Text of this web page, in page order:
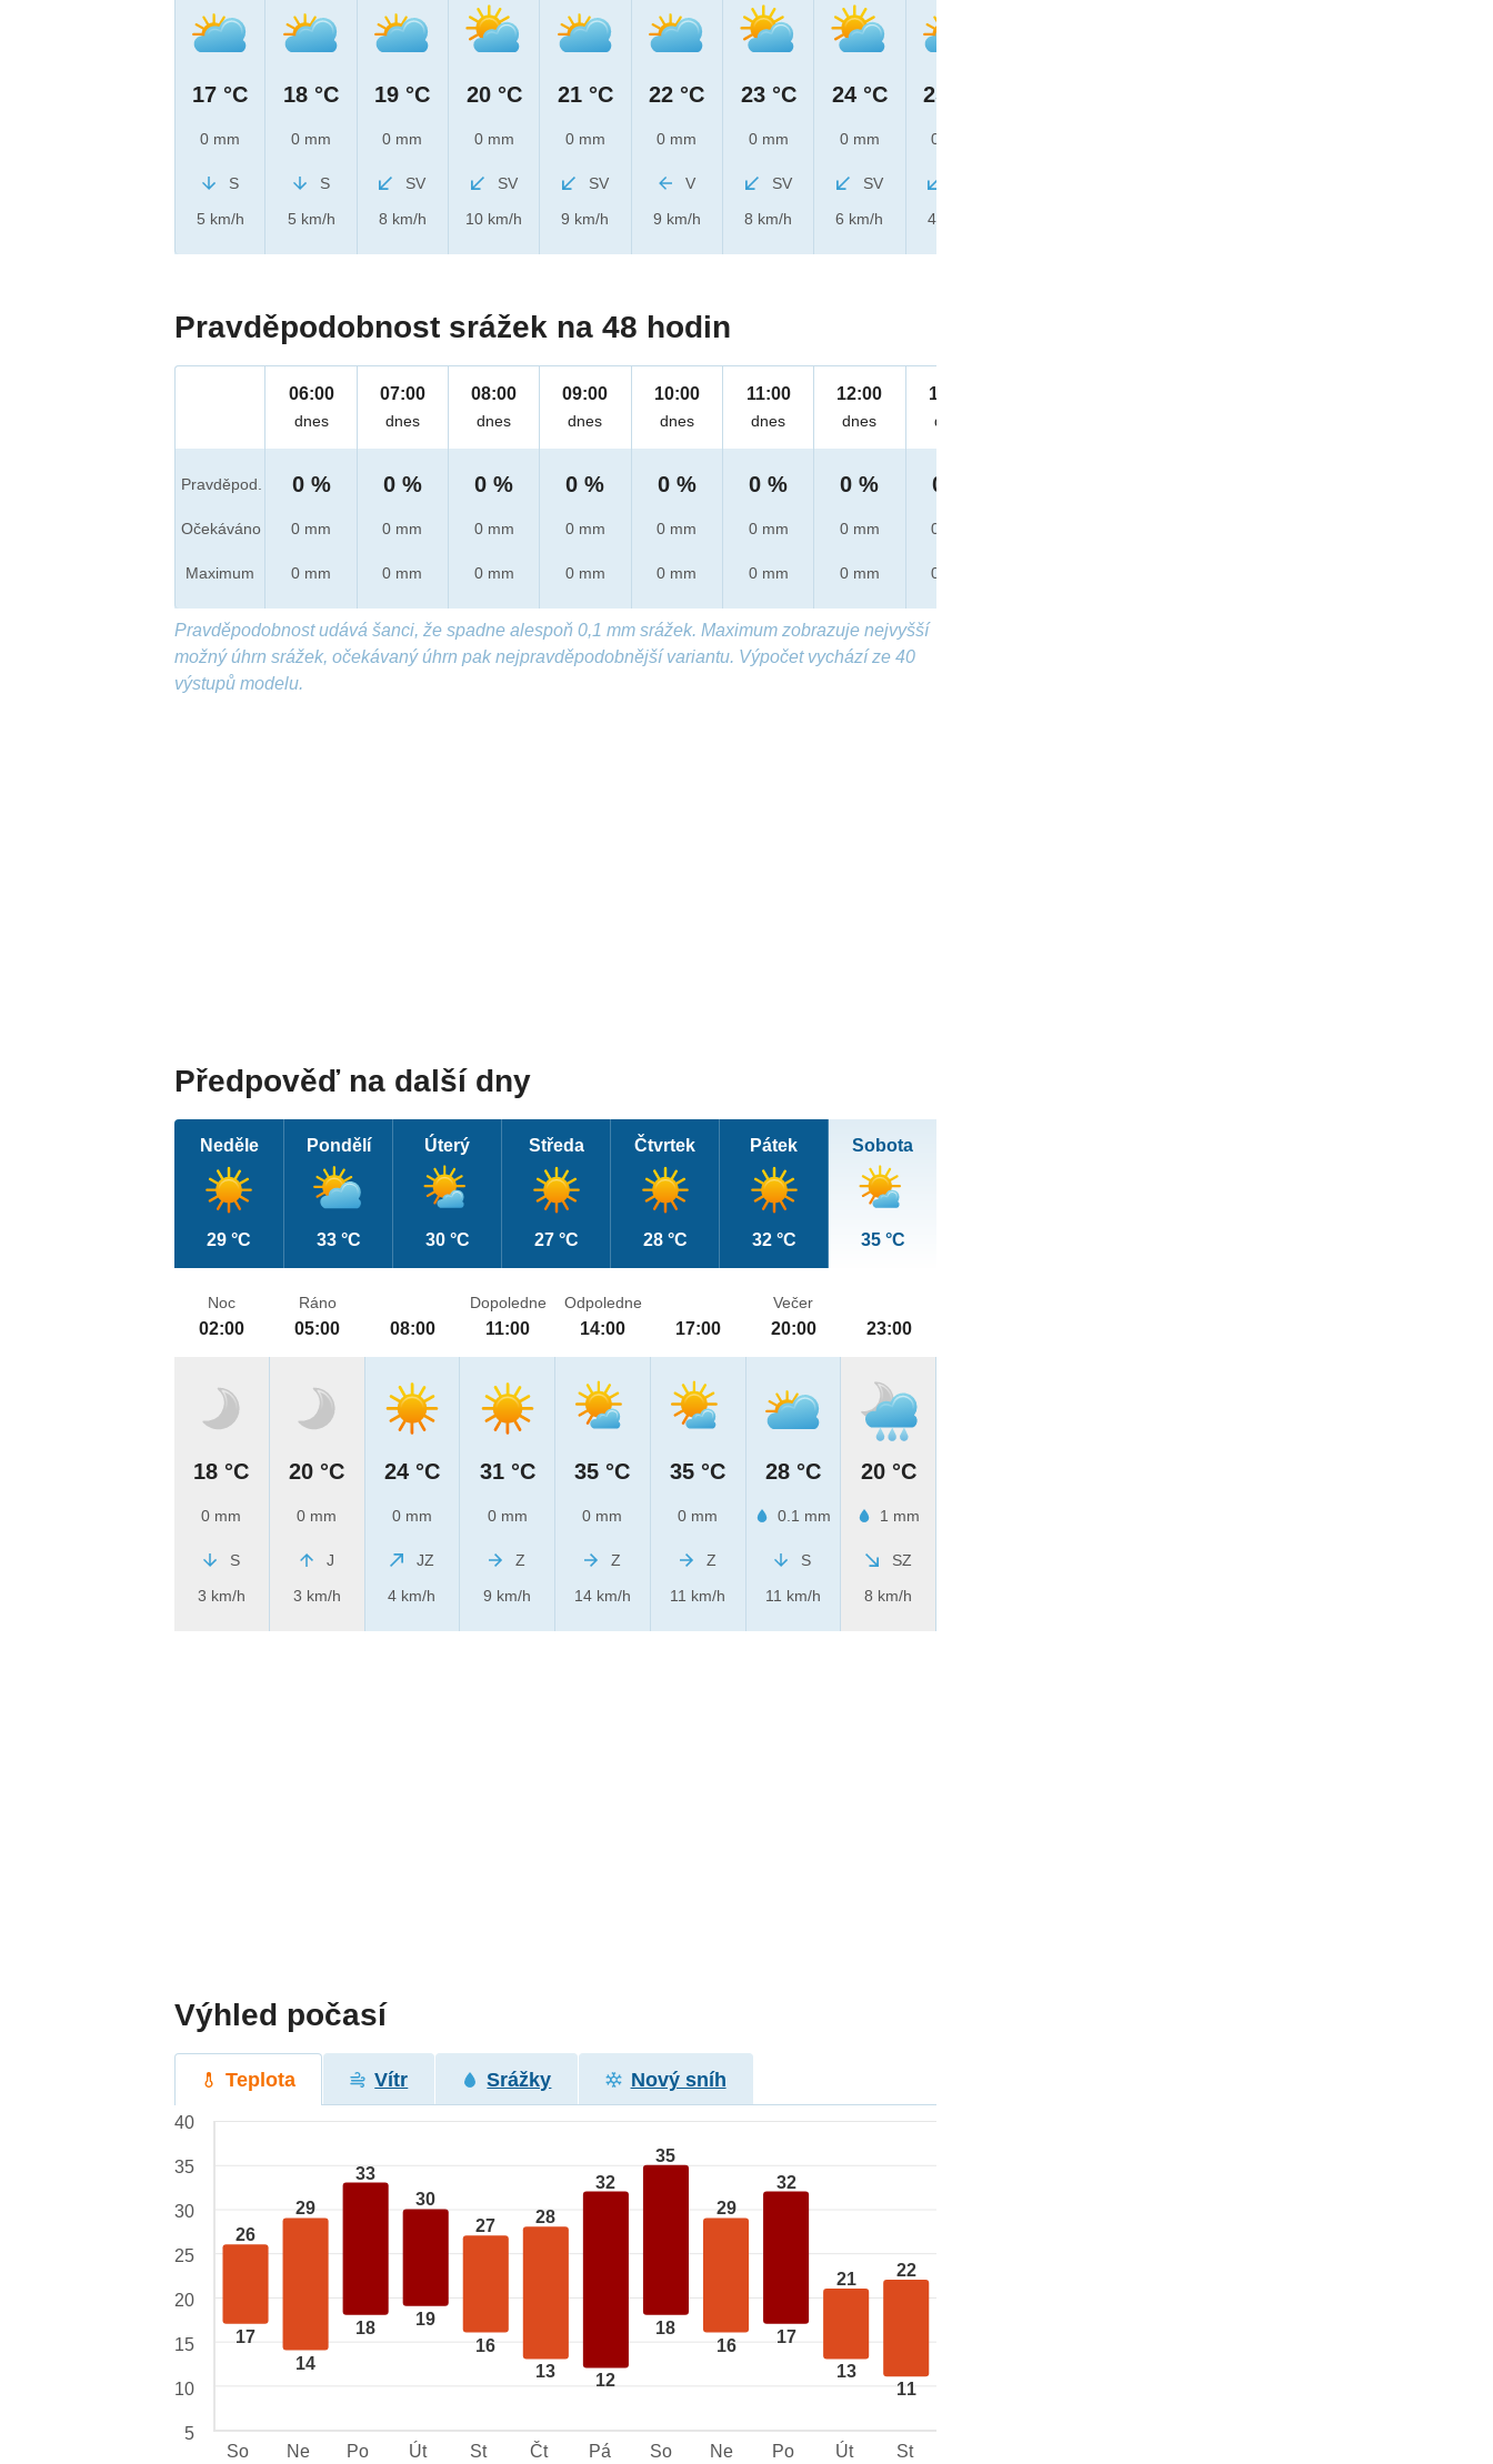
17 °C
0 mm
S
5 km/h
18 °C
0 mm
S
5 km/h
19 °C
0 mm
SV
8 km/h
20 °C
0 mm
SV
10 km/h
21 °C
0 mm
SV
9 km/h
22 °C
0 mm
V
9 km/h
23 °C
0 mm
SV
8 km/h
24 °C
0 mm
SV
6 km/h
25 °C
0 mm
4 km/h
Pravděpodobnost srážek na 48 hodin
Pravděpod.
Očekáváno
Maximum
06:00
dnes
0 %
0 mm
0 mm
07:00
dnes
0 %
0 mm
0 mm
08:00
dnes
0 %
0 mm
0 mm
09:00
dnes
0 %
0 mm
0 mm
10:00
dnes
0 %
0 mm
0 mm
11:00
dnes
0 %
0 mm
0 mm
12:00
dnes
0 %
0 mm
0 mm
13:00
dnes
0 %
0 mm
0 mm
Pravděpodobnost udává šanci, že spadne alespoň 0,1 mm srážek. Maximum zobrazuje nejvyšší
možný úhrn srážek, očekávaný úhrn pak nejpravděpodobnější variantu. Výpočet vychází ze 40
výstupů modelu.
Předpověď na další dny
Neděle
29 °C
Pondělí
33 °C
Úterý
30 °C
Středa
27 °C
Čtvrtek
28 °C
Pátek
32 °C
Sobota
35 °C
Noc
02:00
18 °C
0 mm
S
3 km/h
Ráno
05:00
20 °C
0 mm
J
3 km/h
08:00
24 °C
0 mm
JZ
4 km/h
Dopoledne
11:00
31 °C
0 mm
Z
9 km/h
Odpoledne
14:00
35 °C
0 mm
Z
14 km/h
17:00
35 °C
0 mm
Z
11 km/h
Večer
20:00
28 °C
0.1 mm
S
11 km/h
23:00
20 °C
1 mm
SZ
8 km/h
Výhled počasí
Teplota Vítr Srážky Nový sníh
26
17
29
14
33
18
30
19
27
16
28
13
32
12
35
18
29
16
32
17
21
13
22
11
40
35
30
25
20
15
10
5
So
Ne Po Út St Čt Pá So Ne Po Út St